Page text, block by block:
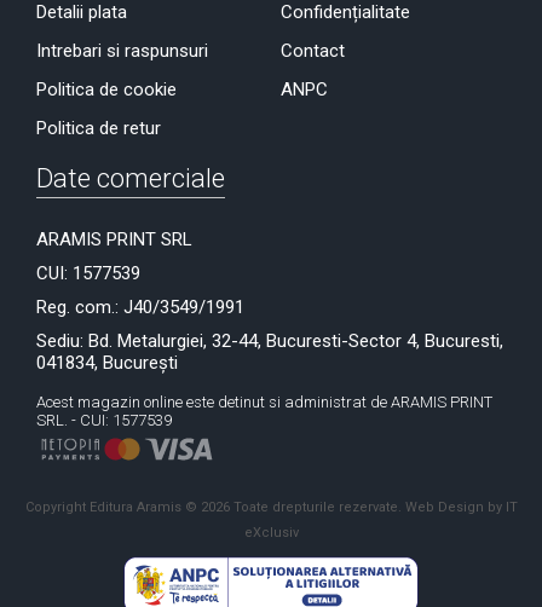
Detalii plata
Intrebari si raspunsuri
Politica de cookie
Politica de retur
Confidențialitate
Contact
ANPC
Date comerciale
ARAMIS PRINT SRL
CUI: 1577539
Reg. com.: J40/3549/1991
Sediu: Bd. Metalurgiei, 32-44, Bucuresti-Sector 4, Bucuresti,
041834, București
Acest magazin online este detinut si administrat de ARAMIS PRINT
SRL. - CUI: 1577539
Copyright Editura Aramis © 2026 Toate drepturile rezervate. Web Design by IT
eXclusiv